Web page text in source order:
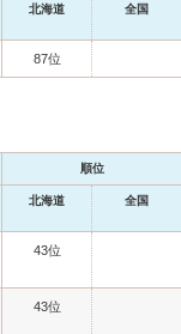
北海道 全国
87位
順位
北海道 全国
43位
43位